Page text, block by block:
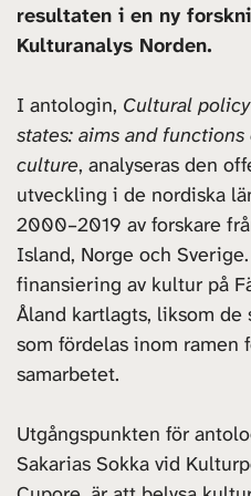
resultaten i en ny
Kulturanalys Norden.
I antologin, Cultural
states: aims and
culture, analyseras den
utveckling i de nordiska
2000–2019 av forskare
Island, Norge och
finansiering av kultur på
Åland kartlagts, liksom de
som fördelas inom ramen
samarbetet.
Utgångspunkten för
Sakarias Sokka vid